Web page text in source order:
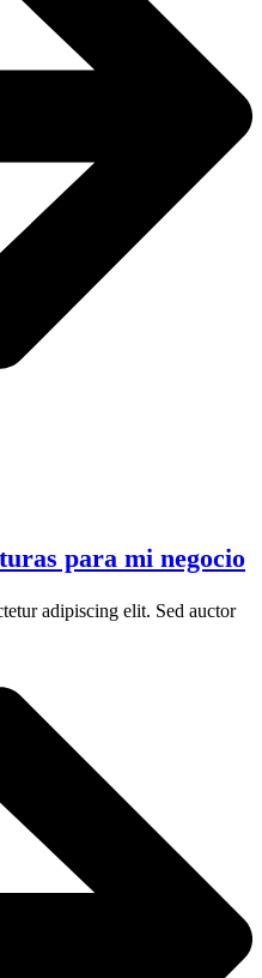
para mi negocio
adipiscing elit. Sed auctor